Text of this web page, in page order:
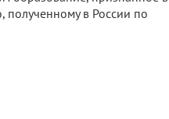
в России по